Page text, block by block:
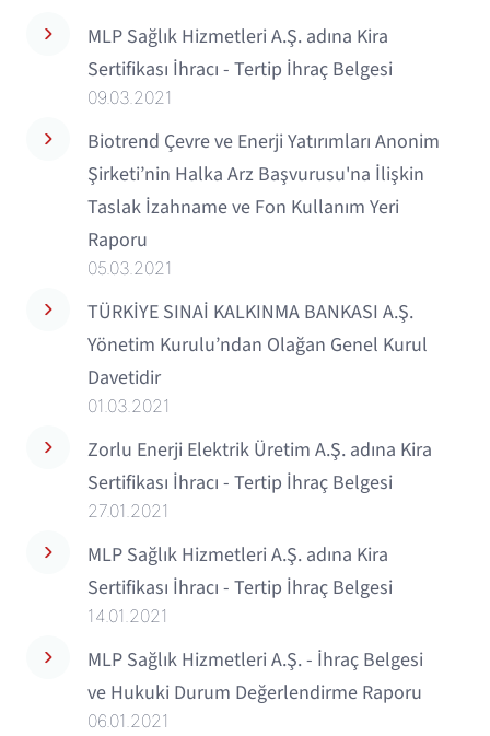
MLP Sağlık Hizmetleri A.Ş. adına Kira
Sertifikası İhracı - Tertip İhraç Belgesi
09.03.2021
Biotrend Çevre ve Enerji Yatırımları Anonim
Şirketi’nin Halka Arz Başvurusu'na İlişkin
Taslak İzahname ve Fon Kullanım Yeri
Raporu
05.03.2021
TÜRKİYE SINAİ KALKINMA BANKASI A.Ş.
Yönetim Kurulu’ndan Olağan Genel Kurul
Davetidir
01.03.2021
Zorlu Enerji Elektrik Üretim A.Ş. adına Kira
Sertifikası İhracı - Tertip İhraç Belgesi
27.01.2021
MLP Sağlık Hizmetleri A.Ş. adına Kira
Sertifikası İhracı - Tertip İhraç Belgesi
14.01.2021
MLP Sağlık Hizmetleri A.Ş. - İhraç Belgesi
ve Hukuki Durum Değerlendirme Raporu
06.01.2021